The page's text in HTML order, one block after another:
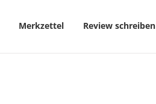
Merkzettel Review schreiben